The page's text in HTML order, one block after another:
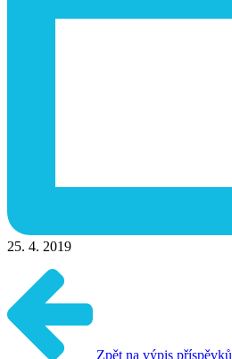
25. 4. 2019
Zpět na výpis příspěvků